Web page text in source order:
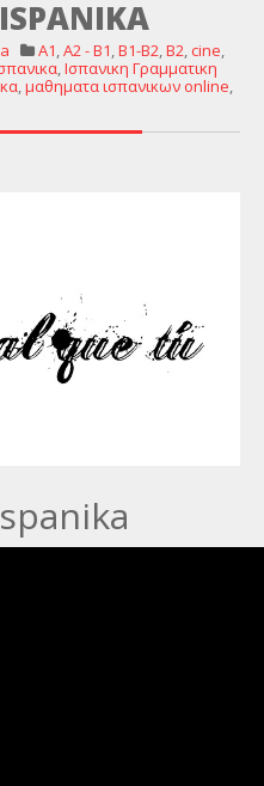
A1,A2 - B1,B1-B2,B2,cine,
,Ισπανικη Γραμματικη
,μαθηματα ισπανικων online,